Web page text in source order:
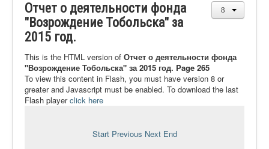
О фонде
Онлайн библиотека
Видеоматериалы
Контакты
Сайт проекта Достоевский
Отчет о деятельности фонда
"Возрождение Тобольска" за
2015 год.
This is the HTML version of Отчет о деятельности фонда
"Возрождение Тобольска" за 2015 год. Page 265
To view this content in Flash, you must have version 8 or
greater and Javascript must be enabled. To download the last
Flash playerclick here
Start Previous Next End